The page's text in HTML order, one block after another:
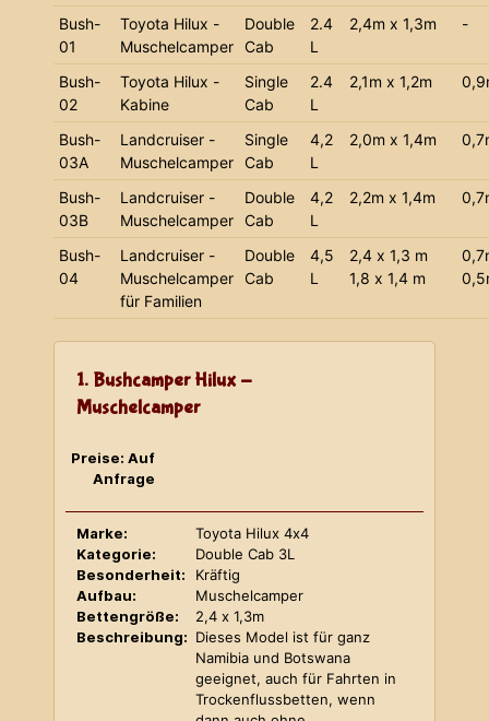
Bush-
01
Toyota Hilux -
Muschelcamper
Double
Cab
2.4
L
2,4m x 1,3m -
Bush-
02
Toyota Hilux -
Kabine
Single
Cab
2.4
L
2,1m x 1,2m
Bush-
03A
Landcruiser -
Muschelcamper
Single
Cab
4,2
L
2,0m x 1,4m
Bush-
03B
Landcruiser -
Muschelcamper
Double
Cab
4,2
L
2,2m x 1,4m
Bush-
04
Landcruiser -
Muschelcamper
für Familien
Double
Cab
4,5
L
2,4 x 1,3 m
1,8 x 1,4 m
1. Bushcamper Hilux -
Muschelcamper
Preise: Auf
Anfrage
Marke:
Toyota Hilux 4x4
Kategorie:
Double Cab 3L
Besonderheit:
Kräftig
Aufbau:
Muschelcamper
Bettengröße:
2,4 x 1,3m
Beschreibung: Dieses Model ist für ganz
Namibia und Botswana
geeignet, auch für Fahrten in
Trockenflussbetten, wenn